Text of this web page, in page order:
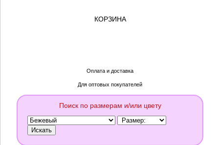
КОРЗИНА
Оплата и доставка
Для оптовых покупателей
Поиск по размерам и/или цвету